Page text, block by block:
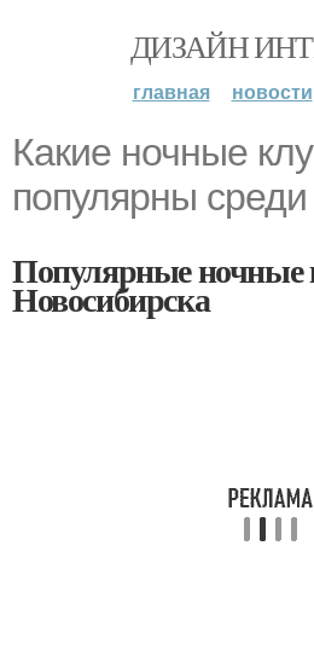
ДИЗАЙН
главная новости
Какие ночные
популярны
Популярные ночные
Новосибирска